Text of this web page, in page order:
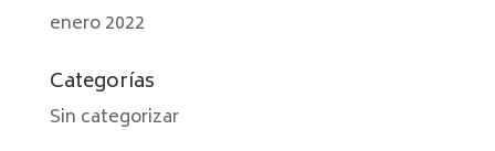
enero 2022
Categorías
Sin categorizar